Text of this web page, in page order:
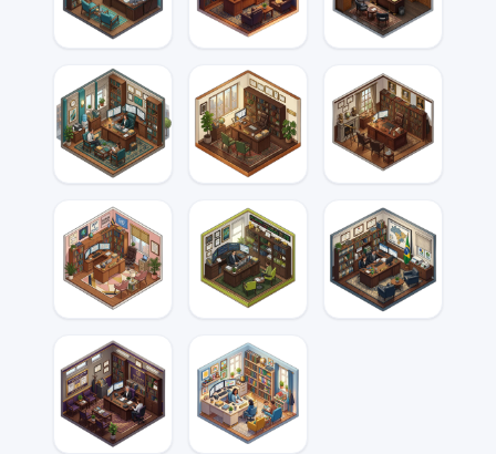
Internacional
Processo
Civil
Processo
Penal
Proc.
Trabalho
Ética
Profissional
Filosofia
Direitos
Humanos
Financeiro